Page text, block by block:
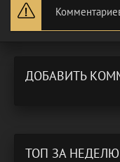
ДОБАВИТЬ
ТОП ЗА НЕДЕЛЮ